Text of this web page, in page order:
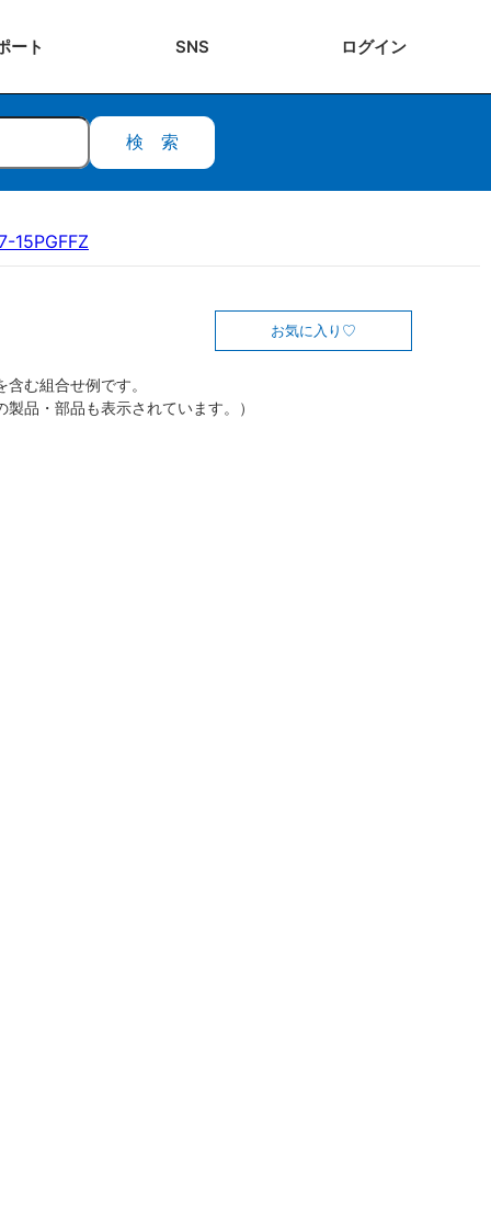
ート SNS ログイン
検索
15PGFFZ
お気に入り
む組合せ例です。
製品・部品も表示されています。）